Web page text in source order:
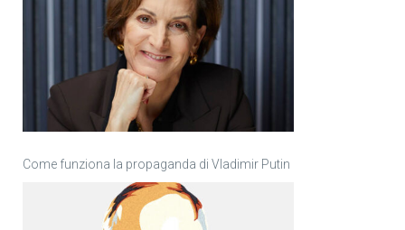
Come funziona la propaganda di Vladimir Putin